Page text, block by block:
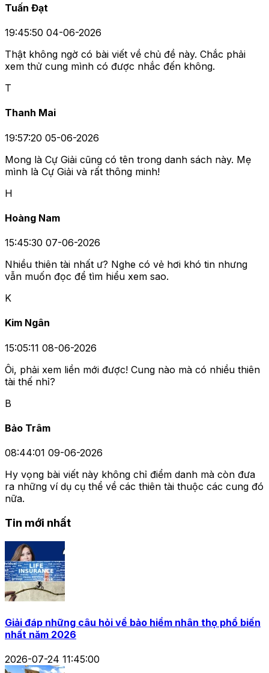
Tuấn Đạt
19:45:50 04-06-2026
Thật không ngờ có bài viết về chủ đề này. Chắc phải
xem thử cung mình có được nhắc đến không.
T
Thanh Mai
19:57:20 05-06-2026
Mong là Cự Giải cũng có tên trong danh sách này. Mẹ
mình là Cự Giải và rất thông minh!
H
Hoàng Nam
15:45:30 07-06-2026
Nhiều thiên tài nhất ư? Nghe có vẻ hơi khó tin nhưng
vẫn muốn đọc để tìm hiểu xem sao.
K
Kim Ngân
15:05:11 08-06-2026
Ôi, phải xem liền mới được! Cung nào mà có nhiều thiên
tài thế nhỉ?
B
Bảo Trâm
08:44:01 09-06-2026
Hy vọng bài viết này không chỉ điểm danh mà còn đưa
ra những ví dụ cụ thể về các thiên tài thuộc các cung đó
nữa.
Tin mới nhất
Giải đáp những câu hỏi về bảo hiểm nhân thọ phổ biến
nhất năm 2026
2026-07-24 11:45:00